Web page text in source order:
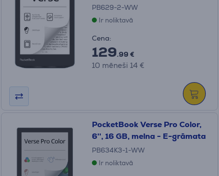
PB629-2-WW
Ir noliktavā
Cena:
129.99 €
10 mēneši 14 €
PocketBook Verse Pro Color,
6'', 16 GB, melna - E-grāmata
PB634K3-1-WW
Ir noliktavā